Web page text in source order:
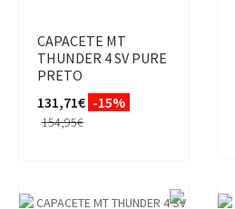
CAPACETE MT
THUNDER 4 SV PURE
PRETO
131,71€ -15%
154,95€